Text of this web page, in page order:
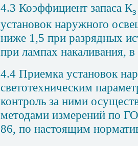
4.3 Коэффициент запаса Кз
установок наружного
ниже 1,5 при разрядных
при лампах накаливания,
4.4 Приемка установок
светотехническим
контроль за ними
методами измерений по
86, по настоящим